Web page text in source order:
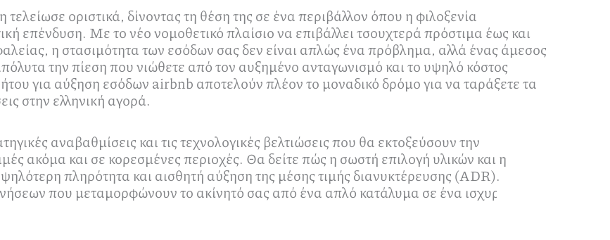
οριστικά, δίνοντας τη θέση της σε ένα περιβάλλον όπου η φιλοξενία
επένδυση. Με το νέο νομοθετικό πλαίσιο να επιβάλλει τσουχτερά πρόστιμα έως και
η στασιμότητα των εσόδων σας δεν είναι απλώς ένα πρόβλημα, αλλά ένας άμεσος
την πίεση που νιώθετε από τον αυξημένο ανταγωνισμό και το υψηλό κόστος
για αύξηση εσόδων airbnb αποτελούν πλέον το μοναδικό δρόμο για να ταράξετε τα
στην ελληνική αγορά.
αναβαθμίσεις και τις τεχνολογικές βελτιώσεις που θα εκτοξεύσουν την
ακόμα και σε κορεσμένες περιοχές. Θα δείτε πώς η σωστή επιλογή υλικών και η
πληρότητα και αισθητή αύξηση της μέσης τιμής διανυκτέρευσης (ADR).
που μεταμορφώνουν το ακίνητό σας από ένα απλό κατάλυμα σε ένα ισχυρό